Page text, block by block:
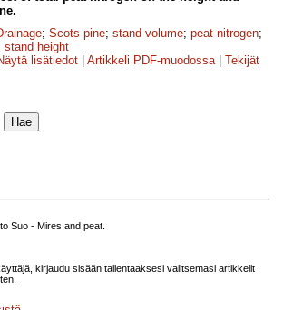
; Scots pine; stand volume; peat nitrogen;
stand height
lisätiedot Artikkeli PDF-muodossa| Tekijät
Suo - Mires and peat.
kirjaudu sisään tallentaaksesi valitsemasi artikkelit